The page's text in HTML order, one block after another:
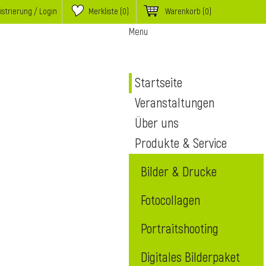
/ Login Merkliste (0) Warenkorb (0)
Menu
Startseite
Veranstaltungen
Über uns
Produkte & Service
Bilder & Drucke
Fotocollagen
Portraitshooting
Digitales Bilderpaket